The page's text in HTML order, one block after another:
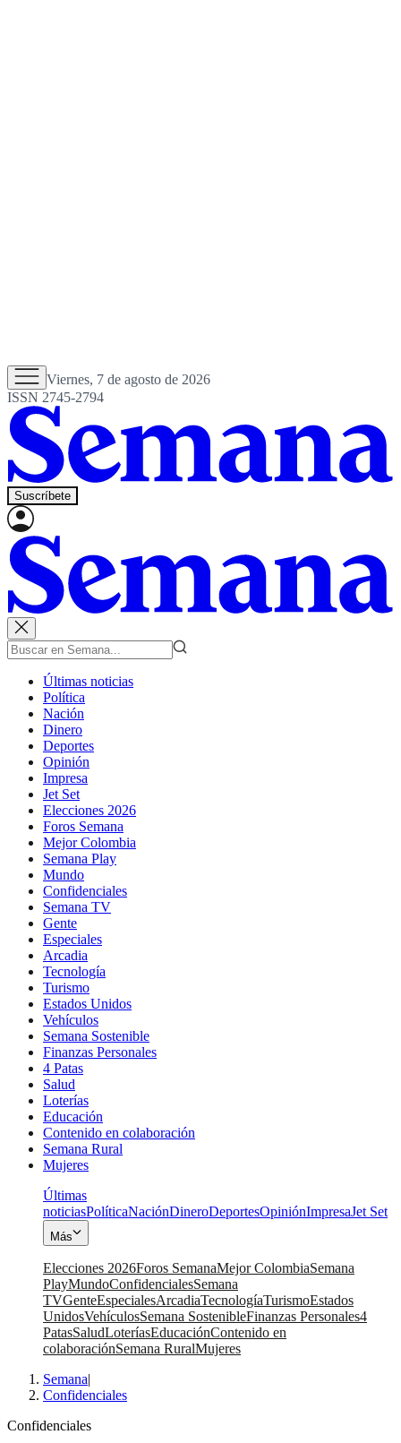
Viernes, 7 de agosto de 2026
ISSN 2745-2794
Suscríbete
Últimas noticias
Política
Nación
Dinero
Deportes
Opinión
Impresa
Jet Set
Elecciones 2026
Foros Semana
Mejor Colombia
Semana Play
Mundo
Confidenciales
Semana TV
Gente
Especiales
Arcadia
Tecnología
Turismo
Estados Unidos
Vehículos
Semana Sostenible
Finanzas Personales
4 Patas
Salud
Loterías
Educación
Contenido en colaboración
Semana Rural
Mujeres
Últimas
noticiasPolíticaNaciónDineroDeportesOpiniónImpresaJet Set
Más
Elecciones 2026Foros SemanaMejor ColombiaSemana
PlayMundoConfidencialesSemana
TVGenteEspecialesArcadiaTecnologíaTurismoEstados
UnidosVehículosSemana SostenibleFinanzas Personales4
PatasSaludLoteríasEducaciónContenido en
colaboraciónSemana RuralMujeres
Semana|
Confidenciales
Confidenciales